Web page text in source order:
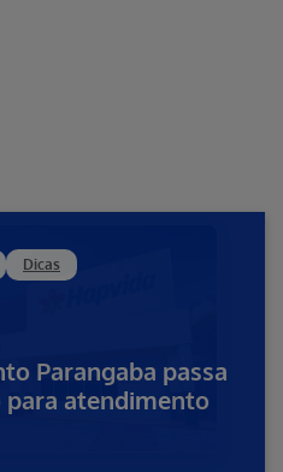
Dicas
Parangaba passa
atendimento